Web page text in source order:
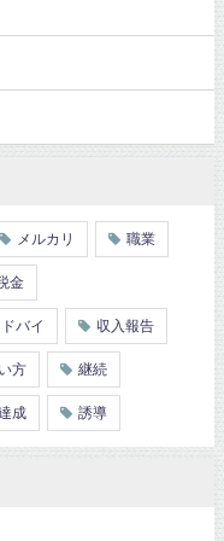
メルカリ 職業
金
ドバイ 収入報告
方 継続
成 誘導